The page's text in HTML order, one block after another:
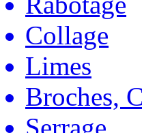
Collage
Limes
Broches,